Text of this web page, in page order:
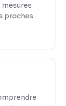
mesures
proches